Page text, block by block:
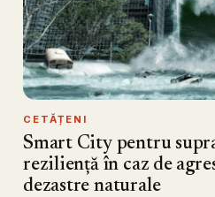
CETĂȚENI
Smart City pentru
reziliență în caz de
dezastre naturale